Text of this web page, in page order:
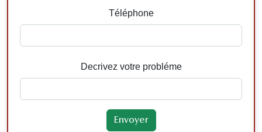
Téléphone
Decrivez votre probléme